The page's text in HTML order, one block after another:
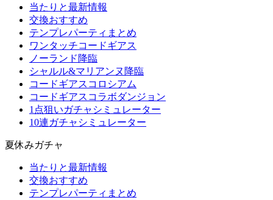
当たりと最新情報
交換おすすめ
テンプレパーティまとめ
ワンタッチコードギアス
ノーランド降臨
シャルル&マリアンヌ降臨
コードギアスコロシアム
コードギアスコラボダンジョン
1点狙いガチャシミュレーター
10連ガチャシミュレーター
夏休みガチャ
当たりと最新情報
交換おすすめ
テンプレパーティまとめ